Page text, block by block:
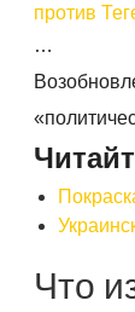
против
…
Что